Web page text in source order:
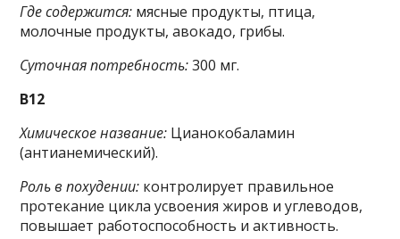
Где содержится: мясные продукты, птица,
молочные продукты, авокадо, грибы.
Суточная потребность:300 мг.
B12
Химическое название: Цианокобаламин
(антианемический).
Роль в похудении: контролирует правильное
протекание цикла усвоения жиров и углеводов,
повышает работоспособность и активность.